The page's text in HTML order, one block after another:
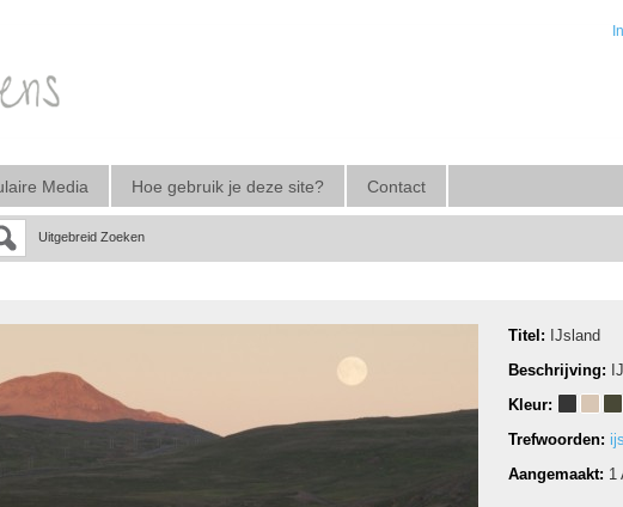
Media Hoe gebruik je deze site? Contact
Uitgebreid Zoeken
Titel: IJsland
Beschrijving:
Kleur:
Trefwoorden:
Aangemaakt: 1